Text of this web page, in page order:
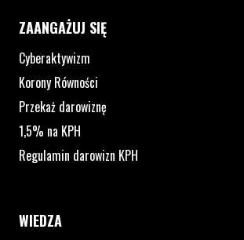
ZAANGAŻUJ SIĘ
Cyberaktywizm
Korony Równości
Przekaż darowiznę
1,5% na KPH
Regulamin darowizn KPH
WIEDZA